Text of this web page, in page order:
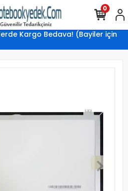
Kargo Bedava! (Bayiler için
0